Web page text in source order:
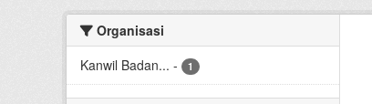
Organisasi
Kanwil Badan... - 1